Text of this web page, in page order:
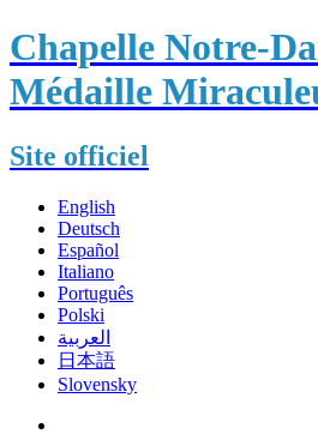
Chapelle Notre-
Médaille
Site officiel
English
Deutsch
Español
Italiano
Português
Polski
العربية
日本語
Slovensky